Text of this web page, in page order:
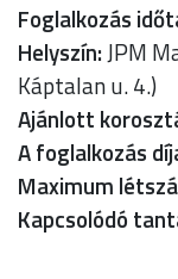
Foglalkozás
Helyszín:JPM
Káptalan u. 4.)
Ajánlott
A foglalkozás
Maximum
Kapcsolódó